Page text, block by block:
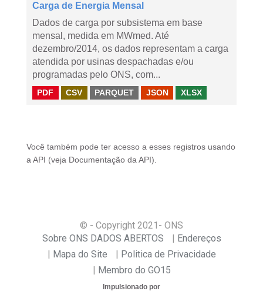
Carga de Energia Mensal
Dados de carga por subsistema em base
mensal, medida em MWmed. Até
dezembro/2014, os dados representam a carga
atendida por usinas despachadas e/ou
programadas pelo ONS, com...
PDF CSV PARQUET JSON XLSX
Você também pode ter acesso a esses registros usando
a API (veja Documentação da API ).
© - Copyright 2021 - ONS
Sobre ONS DADOS ABERTOS
Endereços
Mapa do Site
Politica de Privacidade
Membro do GO15
Impulsionado por